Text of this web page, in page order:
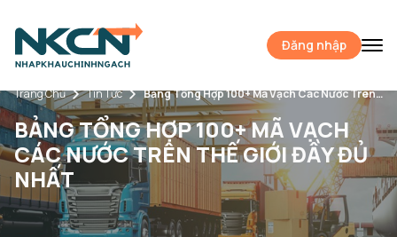
Đăng nhập
Trang Chủ Tin Tức Bảng Tổng Hợp 100+ Mã Vạch Các Nước Trên Thế Giới Đầy Đủ Nhất
BẢNG TỔNG HỢP 100+ MÃ VẠCH
CÁC NƯỚC TRÊN THẾ GIỚI ĐẦY ĐỦ
NHẤT